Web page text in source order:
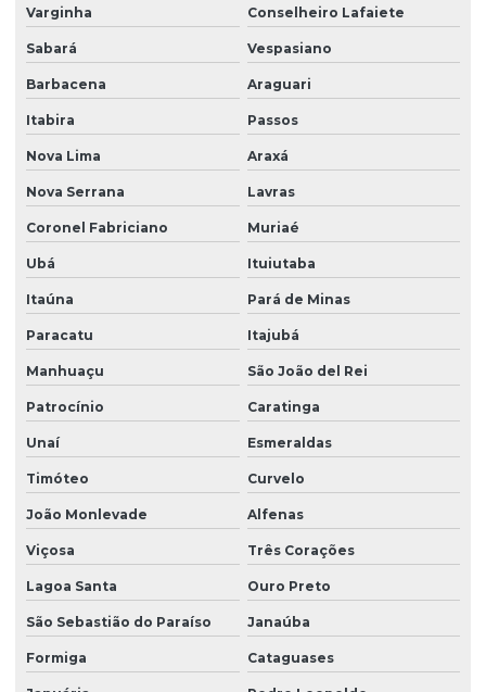
Varginha Conselheiro Lafaiete
Sabará Vespasiano
Barbacena Araguari
Itabira Passos
Nova Lima Araxá
Nova Serrana Lavras
Coronel Fabriciano Muriaé
Ubá Ituiutaba
Itaúna Pará de Minas
Paracatu Itajubá
Manhuaçu São João del Rei
Patrocínio Caratinga
Unaí Esmeraldas
Timóteo Curvelo
João Monlevade Alfenas
Viçosa Três Corações
Lagoa Santa Ouro Preto
São Sebastião do Paraíso Janaúba
Formiga Cataguases